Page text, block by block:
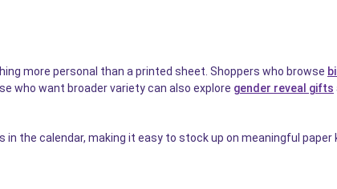
more personal than a printed sheet. Shoppers who browse
who want broader variety can also explore gender reveal gifts
in the calendar, making it easy to stock up on meaningful